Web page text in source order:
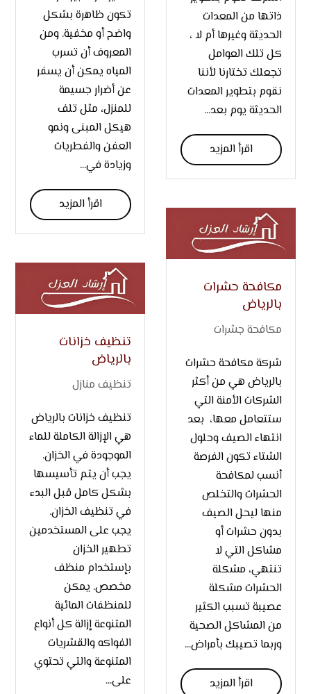
ذاتها من المعدات
الحديثة وغيرها أم لا ،
كل تلك العوامل
تجعلك تختارنا لأننا
نقوم بتطوير المعدات
الحديثة يوم بعد...
اقرأ المزيد
تكون ظاهرة بشكل
واضح أو مخفية. ومن
المعروف أن تسرب
المياه يمكن أن يسفر
عن أضرار جسيمة
للمنزل، مثل تلف
هيكل المبنى ونمو
العفن والفطريات
وزيادة في...
اقرأ المزيد
مكافحة حشرات
بالرياض
مكافحة جشرات
شركة مكافحة حشرات
بالرياض هي من أكثر
الشركات الأمنة التي
ستتعامل معها، بعد
انتهاء الصيف وحلول
الشتاء تكون الفرصة
أنسب لمكافحة
الحشرات والتخلص
منها ليحل الصيف
بدون حشرات أو
مشاكل التي لا
تنتهي، مشكلة
الحشرات مشكلة
عصيبة تسبب الكثير
من المشاكل الصحية
وربما تصيبك بأمراض...
اقرأ المزيد
تنظيف خزانات
بالرياض
تنظيف منازل
تنظيف خزانات بالرياض
هي الإزالة الكاملة للماء
الموجودة في الخزان.
يجب أن يتم تأسيسها
بشكل كامل قبل البدء
في تنظيف الخزان.
يجب على المستخدمين
تطهير الخزان
بإستخدام منظف
مخصص. يمكن
للمنظفات المائية
المتنوعة إزالة كل أنواع
الفواكه والقشريات
المتنوعة والتي تحتوي
على...